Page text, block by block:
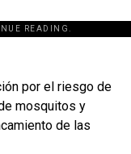
READING.
por el riesgo de
mosquitos y
de las